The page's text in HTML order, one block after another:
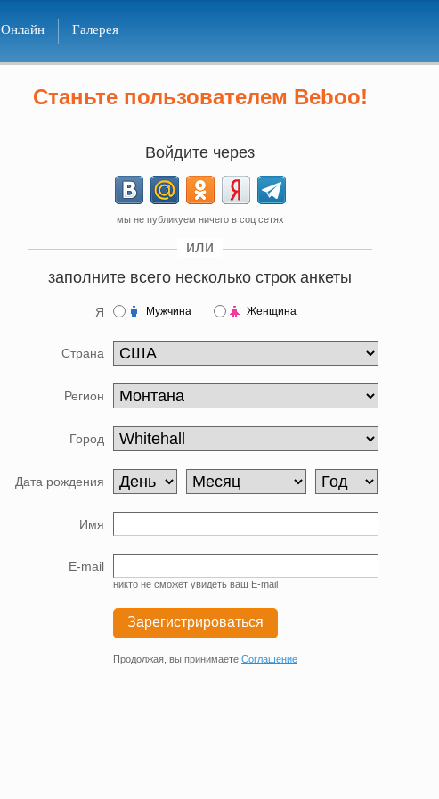
Онлайн Галерея
Станьте пользователем Beboo!
Войдите через
мы не публикуем ничего в соц сетях
или
заполните всего несколько строк анкеты
Я Мужчина Женщина
Страна
Регион
Город
Дата рождения
Имя
E-mail
никто не сможет увидеть ваш E-mail
Зарегистрироваться
Продолжая, вы принимаете Соглашение